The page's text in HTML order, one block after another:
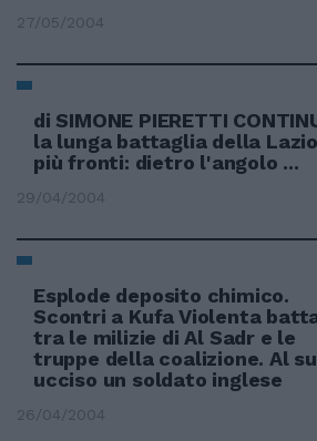
27/05/2004
di SIMONE PIERETTI
la lunga battaglia della
più fronti: dietro l'angolo ...
29/04/2004
Esplode deposito chimico.
Scontri a Kufa Violenta
tra le milizie di Al Sadr e le
truppe della coalizione. Al
ucciso un soldato inglese
26/04/2004